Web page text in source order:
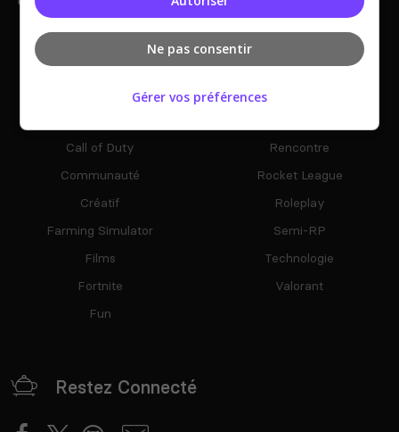
Among Us
Animal crossing
Call of Duty
Communauté
Créatif
Farming Simulator
Films
Fortnite
Fun
Helldivers 2
Jeux
Rencontre
Rocket League
Roleplay
Semi-RP
Technologie
Valorant
Restez Connecté
Ne pas consentir
Gérer vos préférences